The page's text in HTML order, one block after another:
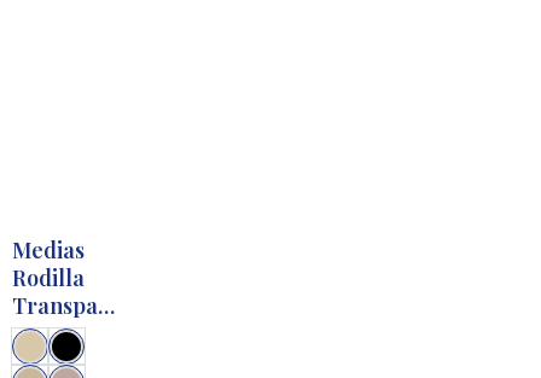
Medias
Rodilla
Transparente
15-20
mmHg